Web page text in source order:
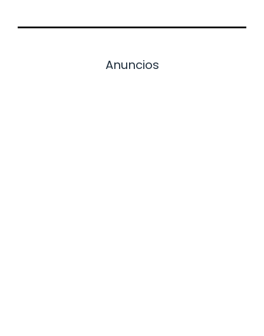
Anuncios